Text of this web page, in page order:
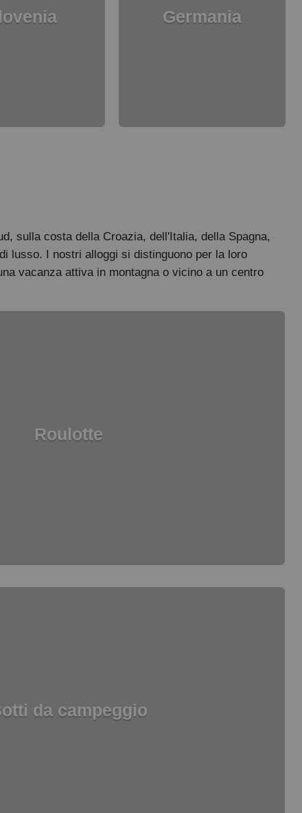
Germania
sulla costa della Croazia, dell'Italia, della Spagna,
lusso. I nostri alloggi si distinguono per la loro
vacanza attiva in montagna o vicino a un centro
Roulotte
da campeggio